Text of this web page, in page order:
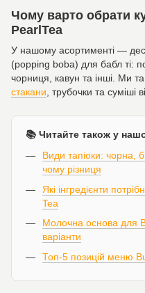
Чому варто обрати
PearlTea
У нашому асортименті —
(popping boba) для бабл ті:
чорниця, кавун та інші. Ми
стакани, трубочки та суміші
📚 Читайте також у
Види тапіоки: чорна,
чому різниця
Які інгредієнти
Tea
Молочна основа для
варіанти
Топ-5 позицій меню